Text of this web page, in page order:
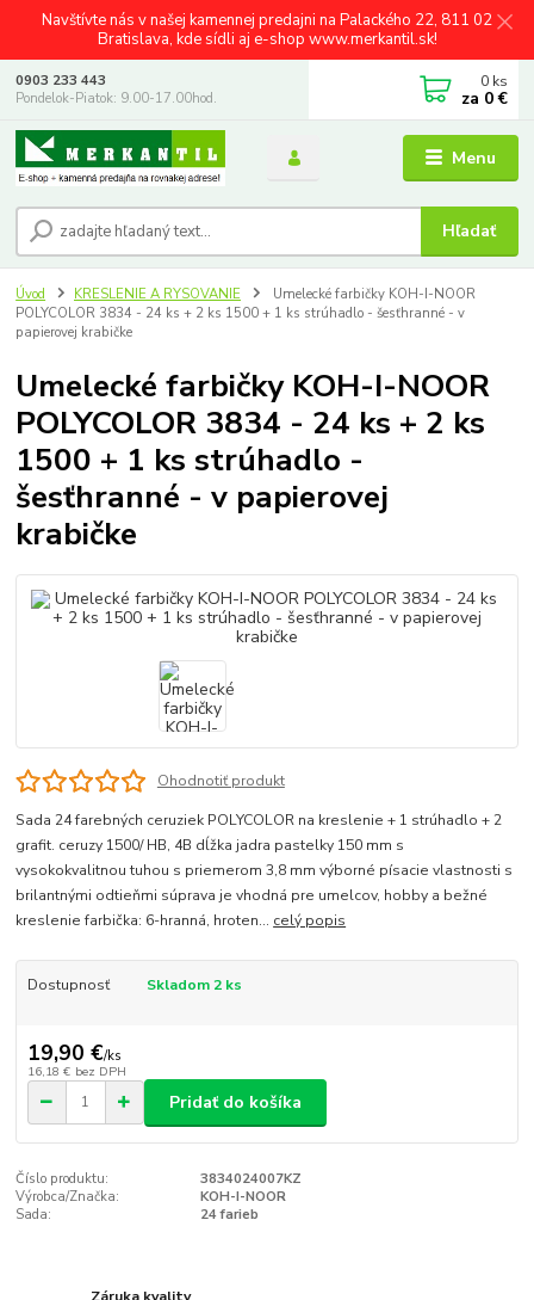
Navštívte nás v našej kamennej predajni na Palackého 22, 811 02
Bratislava, kde sídli aj e-shop www.merkantil.sk!
Menu
Hľadať
0903 233 443
Pondelok-Piatok: 9.00-17.00hod.
0 ks
za 0 €
Úvod KRESLENIE A RYSOVANIE
Umelecké farbičky KOH-I-NOOR
POLYCOLOR 3834 - 24 ks + 2 ks 1500 + 1 ks strúhadlo - šesťhranné - v
papierovej krabičke
Umelecké farbičky KOH-I-NOOR
POLYCOLOR 3834 - 24 ks + 2 ks
1500 + 1 ks strúhadlo -
šesťhranné - v papierovej
krabičke
Ohodnotiť produkt
Sada 24 farebných ceruziek POLYCOLOR na kreslenie + 1 strúhadlo + 2
grafit. ceruzy 1500/ HB, 4B dĺžka jadra pastelky 150 mm s
vysokokvalitnou tuhou s priemerom 3,8 mm výborné písacie vlastnosti s
brilantnými odtieňmi súprava je vhodná pre umelcov, hobby a bežné
kreslenie farbička: 6-hranná, hroten... celý popis
Dostupnosť Skladom 2 ks
19,90 €/ks
16,18 € bez DPH
Pridať do košíka
Číslo produktu:
3834024007KZ
Výrobca/Značka:
KOH-I-NOOR
Sada:
24 farieb
Záruka kvality